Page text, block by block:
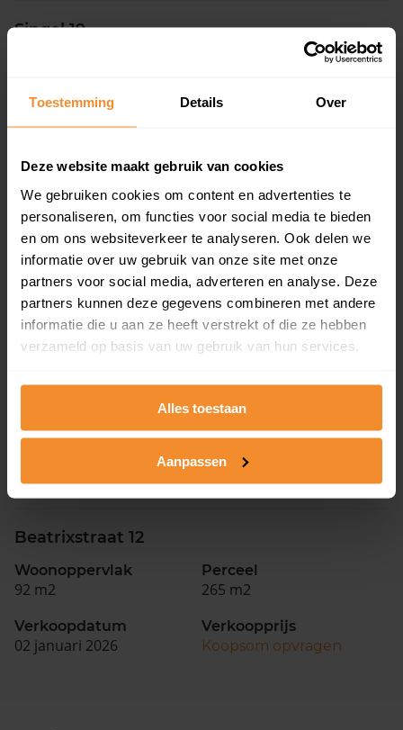
Toestemming Details Over
Deze website maakt gebruik van cookies
We gebruiken cookies om content en advertenties te
personaliseren, om functies voor social media te bieden
en om ons websiteverkeer te analyseren. Ook delen we
informatie over uw gebruik van onze site met onze
partners voor social media, adverteren en analyse. Deze
partners kunnen deze gegevens combineren met andere
informatie die u aan ze heeft verstrekt of die ze hebben
verzameld op basis van uw gebruik van hun services.
Alles toestaan
Aanpassen
Singel 19
Hoogstraat 61
Woonoppervlak
116 m2
Perceel
241 m2
Verkoopdatum
29 juni 2026
Verkoopprijs
Koopsom opvragen
Perceel
Verkoopprijs
Beatrixstraat 12
Woonoppervlak
92 m2
Perceel
265 m2
Verkoopdatum
02 januari 2026
Verkoopprijs
Koopsom opvragen